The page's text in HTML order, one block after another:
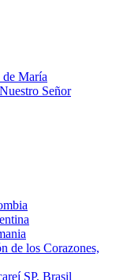
María
Señor
de los Corazones,
SP, Brasil